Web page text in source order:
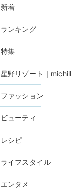
新着
ランキング
特集
星野リゾート｜michill
ファッション
ビューティ
レシピ
ライフスタイル
エンタメ